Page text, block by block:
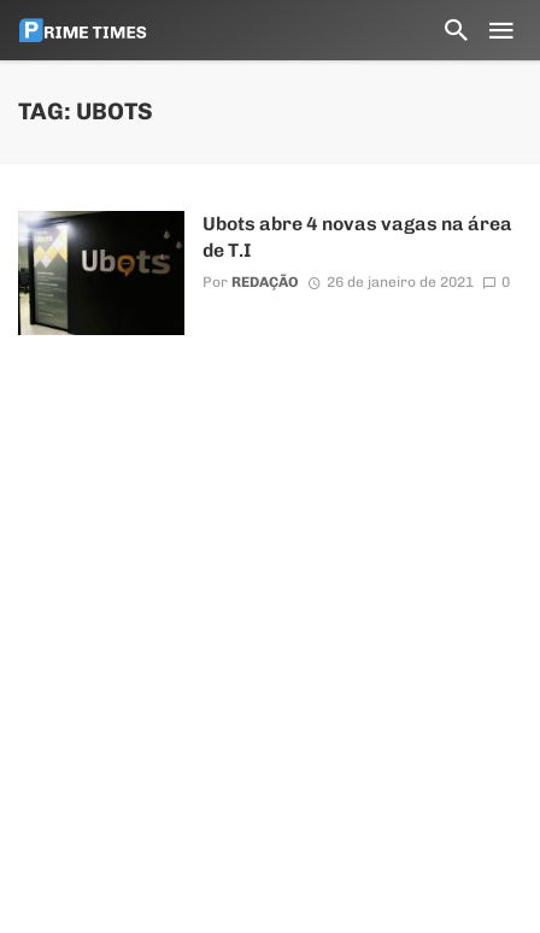
TAG: UBOTS
Ubots abre 4 novas vagas na área
de T.I
Por REDAÇÃO 26 de janeiro de 2021 0